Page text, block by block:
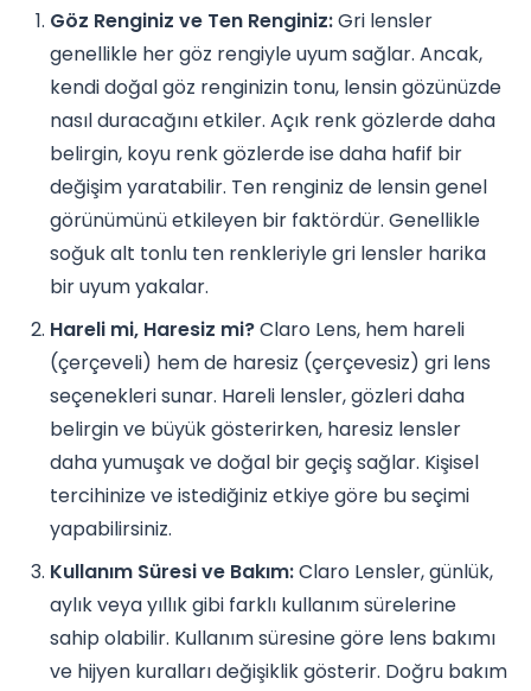
Göz Renginiz ve Ten Renginiz:Gri lensler
genellikle her göz rengiyle uyum sağlar. Ancak,
kendi doğal göz renginizin tonu, lensin gözünüzde
nasıl duracağını etkiler. Açık renk gözlerde daha
belirgin, koyu renk gözlerde ise daha hafif bir
değişim yaratabilir. Ten renginiz de lensin genel
görünümünü etkileyen bir faktördür. Genellikle
soğuk alt tonlu ten renkleriyle gri lensler harika
bir uyum yakalar.
Hareli mi, Haresiz mi?Claro Lens, hem hareli
(çerçeveli) hem de haresiz (çerçevesiz) gri lens
seçenekleri sunar. Hareli lensler, gözleri daha
belirgin ve büyük gösterirken, haresiz lensler
daha yumuşak ve doğal bir geçiş sağlar. Kişisel
tercihinize ve istediğiniz etkiye göre bu seçimi
yapabilirsiniz.
Kullanım Süresi ve Bakım:Claro Lensler, günlük,
aylık veya yıllık gibi farklı kullanım sürelerine
sahip olabilir. Kullanım süresine göre lens bakımı
ve hijyen kuralları değişiklik gösterir. Doğru bakım